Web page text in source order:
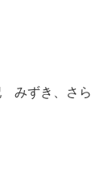
みずき、さら